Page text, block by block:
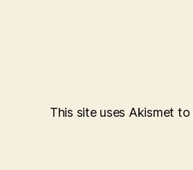
This site uses Akismet to